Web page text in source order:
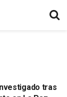
tras